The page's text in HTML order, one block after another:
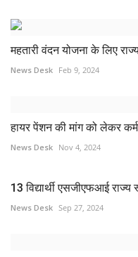
महतारी वंदन योजना के लिए
News Desk Feb 9, 2024
हायर पेंशन की मांग को लेकर
News Desk Nov 4, 2024
13 विद्यार्थी एसजीएफआई राज्य
News Desk Sep 27, 2024